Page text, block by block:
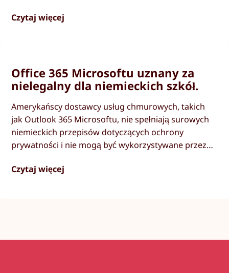
Czytaj więcej
Office 365 Microsoftu uznany za
nielegalny dla niemieckich szkół.
Amerykańscy dostawcy usług chmurowych, takich
jak Outlook 365 Microsoftu, nie spełniają surowych
niemieckich przepisów dotyczących ochrony
prywatności i nie mogą być wykorzystywane przez
Konferencja Ochrony Danych.
Czytaj więcej